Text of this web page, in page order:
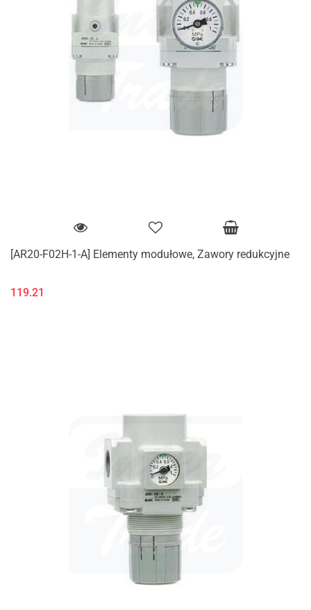
[AR20-F02H-1-A] Elementy modułowe, Zawory redukcyjne
119.21